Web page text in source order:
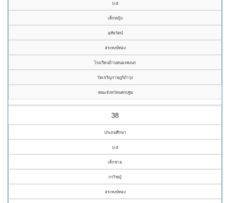
ป.๕
เด็กหญิง
อุทัยรัตน์
สระหงษ์ทอง
โรงเรียนบ้านหนองพงนก
วัดเจริญราษฎร์บำรุง
คณะจังหวัดนครปฐม
38
ประถมศึกษา
ป.๕
เด็กชาย
กรวิชญ์
สระหงษ์ทอง